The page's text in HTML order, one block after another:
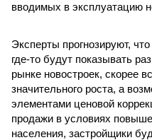
вводимых в эксплуатацию
Эксперты прогнозируют,
где-то будут показывать
рынке новостроек, скорее
значительного роста, а
элементами ценовой
продажи в условиях
населения, застройщики